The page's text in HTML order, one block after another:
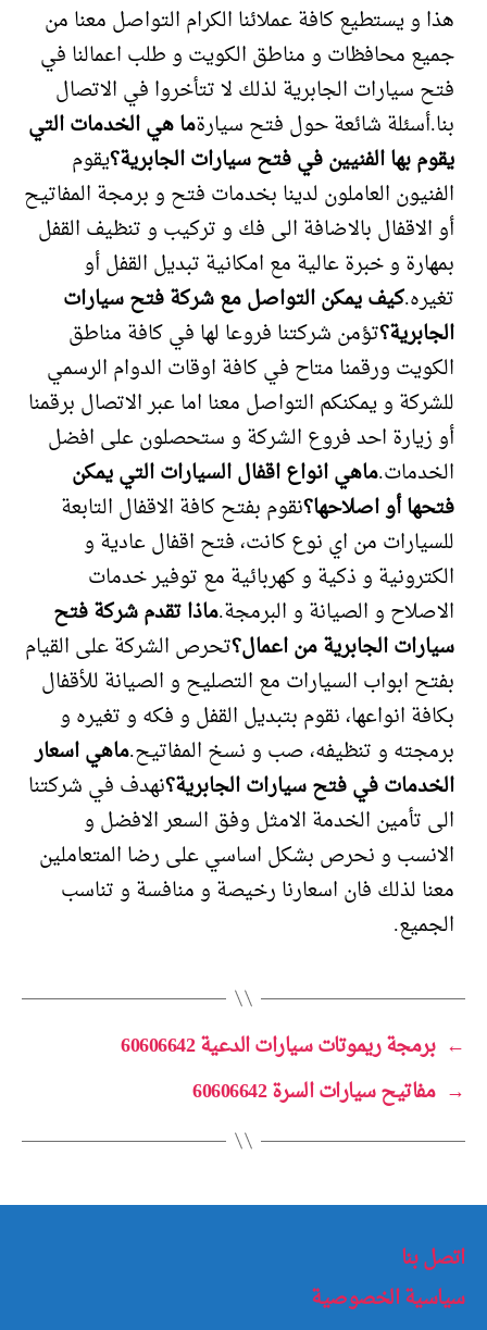
هذا و يستطيع كافة عملائنا الكرام التواصل معنا من
جميع محافظات و مناطق الكويت و طلب اعمالنا في
فتح سيارات الجابرية لذلك لا تتأخروا في الاتصال
بنا.أسئلة شائعة حول فتح سيارةما هي الخدمات التي
يقوم بها الفنيين في فتح سيارات الجابرية؟يقوم
الفنيون العاملون لدينا بخدمات فتح و برمجة المفاتيح
أو الاقفال بالاضافة الى فك و تركيب و تنظيف القفل
بمهارة و خبرة عالية مع امكانية تبديل القفل أو
تغيره.كيف يمكن التواصل مع شركة فتح سيارات
الجابرية؟تؤمن شركتنا فروعا لها في كافة مناطق
الكويت ورقمنا متاح في كافة اوقات الدوام الرسمي
للشركة و يمكنكم التواصل معنا اما عبر الاتصال برقمنا
أو زيارة احد فروع الشركة و ستحصلون على افضل
الخدمات.ماهي انواع اقفال السيارات التي يمكن
فتحها أو اصلاحها؟نقوم بفتح كافة الاقفال التابعة
للسيارات من اي نوع كانت، فتح اقفال عادية و
الكترونية و ذكية و كهربائية مع توفير خدمات
الاصلاح و الصيانة و البرمجة.ماذا تقدم شركة فتح
سيارات الجابرية من اعمال؟تحرص الشركة على القيام
بفتح ابواب السيارات مع التصليح و الصيانة للأقفال
بكافة انواعها، نقوم بتبديل القفل و فكه و تغيره و
برمجته و تنظيفه، صب و نسخ المفاتيح.ماهي اسعار
الخدمات في فتح سيارات الجابرية؟نهدف في شركتنا
الى تأمين الخدمة الامثل وفق السعر الافضل و
الانسب و نحرص بشكل اساسي على رضا المتعاملين
معنا لذلك فان اسعارنا رخيصة و منافسة و تناسب
الجميع.
← برمجة ريموتات سيارات الدعية 60606642
→ مفاتيح سيارات السرة 60606642
اتصل بنا
سياسية الخصوصية